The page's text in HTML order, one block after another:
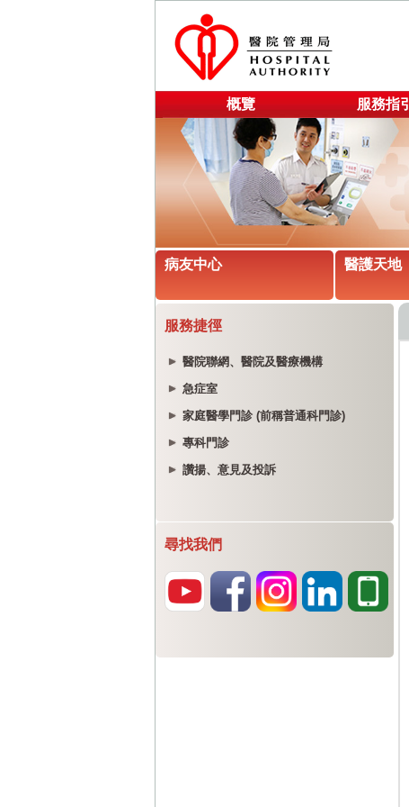
概覽 服務指引
病友中心 醫護天地
服務捷徑
醫院聯網、醫院及醫療機構
急症室
家庭醫學門診 (前稱普通科門診)
專科門診
讚揚、意見及投訴
尋找我們